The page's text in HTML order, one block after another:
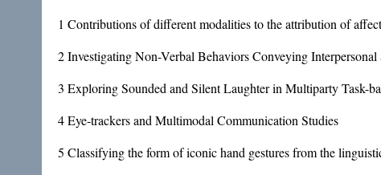
1 Contributions of different modalities to the attribution of
2Investigating Non-Verbal Behaviors Conveying Interpersonal
3 Exploring Sounded and Silent Laughter in Multiparty Task-
4Eye-trackers and Multimodal Communication Studies
5 Classifying the form of iconic hand gestures from the